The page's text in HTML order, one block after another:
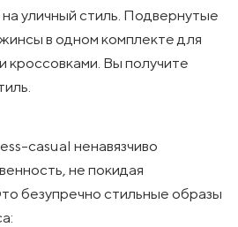
уличный стиль. Подвернутые
в одном комплекте для
кроссовками. Вы получите
casual ненавязчиво
не покидая
безупречно стильные образы